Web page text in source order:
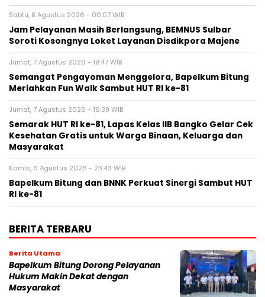
Sabtu, 8 Agustus 2026 - 00:07 WIB
Jam Pelayanan Masih Berlangsung, BEMNUS Sulbar
Soroti Kosongnya Loket Layanan Disdikpora Majene
Jumat, 7 Agustus 2026 - 19:47 WIB
Semangat Pengayoman Menggelora, Bapelkum Bitung
Meriahkan Fun Walk Sambut HUT RI ke-81
Jumat, 7 Agustus 2026 - 16:39 WIB
Semarak HUT RI ke-81, Lapas Kelas IIB Bangko Gelar Cek
Kesehatan Gratis untuk Warga Binaan, Keluarga dan
Masyarakat
Kamis, 6 Agustus 2026 - 23:43 WIB
Bapelkum Bitung dan BNNK Perkuat Sinergi Sambut HUT
RI ke-81
BERITA TERBARU
Berita Utama
Bapelkum Bitung Dorong Pelayanan
Hukum Makin Dekat dengan
Masyarakat